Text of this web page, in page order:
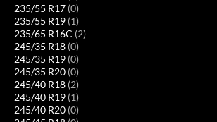
235/55 R17 (0)
235/55 R19 (1)
235/65 R16C (2)
245/35 R18 (0)
245/35 R19 (0)
245/35 R20 (0)
245/40 R18 (2)
245/40 R19 (1)
245/40 R20 (0)